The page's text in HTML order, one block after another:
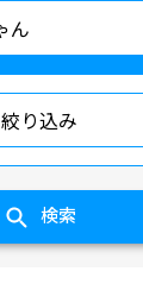
絞り込み
検索